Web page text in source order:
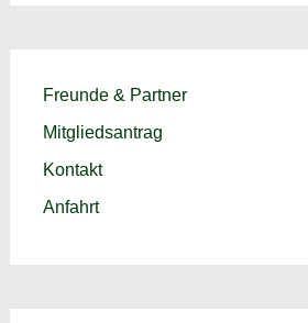
Freunde & Partner
Mitgliedsantrag
Kontakt
Anfahrt